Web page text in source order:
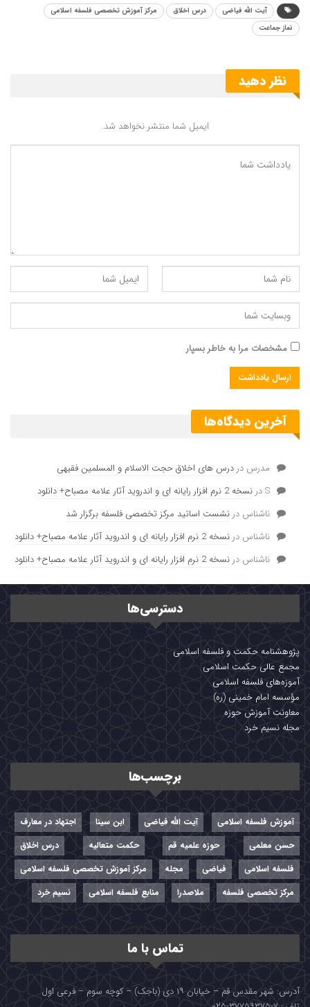
فلسفه اسلامی
آیت الله فیاضی درس اخلاق
مرکز آموزش تخصصی فلسفه اسلامی
نماز جماعت
نظر دهید
ایمیل شما منتشر نخواهد شد.
مشخصات مرا به خاطر بسپار
آخرین دیدگاه‌ها
مدرس در درس های اخلاق حجت الاسلام و المسلمین فقیهی
Sدر نسخه 2 نرم افزار رایانه ای و اندروید آثار علامه مصباح+ دانلود
ناشناس در نشست اساتید مرکز تخصصی فلسفه برگزار شد
ناشناس در نسخه 2 نرم افزار رایانه ای و اندروید آثار علامه مصباح+ دانلود
ناشناس در نسخه 2 نرم افزار رایانه ای و اندروید آثار علامه مصباح+ دانلود
دسترسی‌ها
پژوهشنامه حکمت و فلسفه اسلامی
مجمع عالی حکمت اسلامی
آموزه‌های فلسفه اسلامی
مؤسسه امام خمینی (ره)
معاونت آموزش حوزه
مجله نسیم خرد
برچسب‌ها
آموزش فلسفه اسلامی آیت الله فیاضی ابن سینا
اجتهاد در معارف
حسن معلمی
حوزه علمیه قم حکمت متعالیه
درس اخلاق
فلسفه اسلامی
فیاضی مجله
مرکز آموزش تخصصی فلسفه اسلامی
مرکز تخصصی فلسفه
ملاصدرا منابع فلسفه اسلامی نسیم خرد
تماس با ما
آدرس: شهر مقدس قم – خیابان ۱۹ دی (باجک) – کوچه سوم – فرعی اول